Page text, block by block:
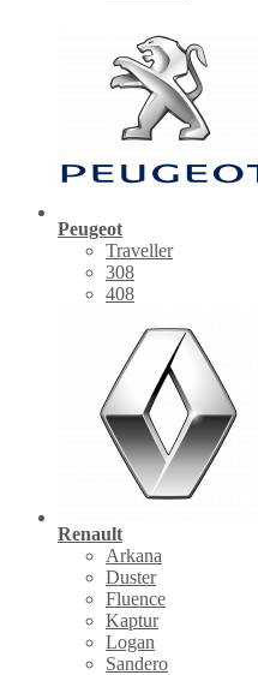
Peugeot
Traveller
308
408
Renault
Arkana
Duster
Fluence
Kaptur
Logan
Sandero